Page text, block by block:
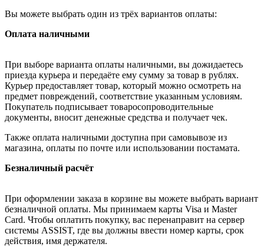
Вы можете выбрать один из трёх вариантов оплаты:
Оплата наличными
При выборе варианта оплаты наличными, вы дожидаетесь
приезда курьера и передаёте ему сумму за товар в рублях.
Курьер предоставляет товар, который можно осмотреть на
предмет повреждений, соответствие указанным условиям.
Покупатель подписывает товаросопроводительные
документы, вносит денежные средства и получает чек.
Также оплата наличными доступна при самовывозе из
магазина, оплаты по почте или использовании постамата.
Безналичный расчёт
При оформлении заказа в корзине вы можете выбрать вариант
безналичной оплаты. Мы принимаем карты Visa и Master
Card. Чтобы оплатить покупку, вас перенаправит на сервер
системы ASSIST, где вы должны ввести номер карты, срок
действия, имя держателя.